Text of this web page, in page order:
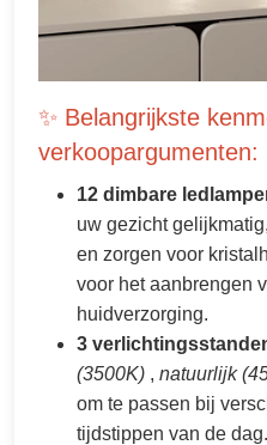
✨ Belangrijkste
verkoopargumenten:
12 dimbare
uw gezicht
en zorgen voor
voor het aanbrengen
huidverzorging.
3
(3500K) , natuurlijk
om te passen bij
tijdstippen van de dag.